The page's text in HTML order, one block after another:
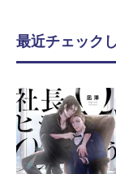
最近チェック